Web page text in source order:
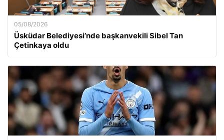
05/08/2026
Üsküdar Belediyesi’nde başkanvekili Sibel Tan
Çetinkaya oldu